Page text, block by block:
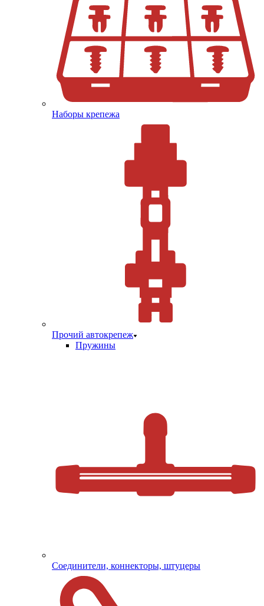
Наборы крепежа
Прочий автокрепеж
Пружины
Соединители, коннекторы, штуцеры